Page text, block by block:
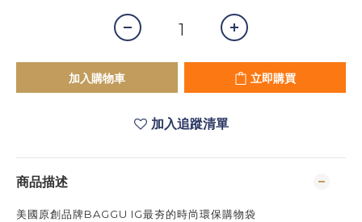
加入購物車 立即購買
加入追蹤清單
商品描述
美國原創品牌BAGGU IG最夯的時尚環保購物袋